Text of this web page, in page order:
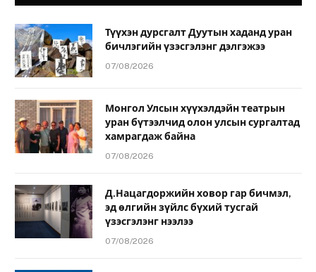
Түүхэн дурсгалт Дуутын хаданд уран
бичлэгийн үзэсгэлэнг дэлгэжээ
07/08/2026
Монгол Улсын хүүхэлдэйн театрын
уран бүтээлчид олон улсын сургалтад
хамрагдаж байна
07/08/2026
Д.Нацагдоржийн ховор гар бичмэл,
эд өлгийн зүйлс бүхий тусгай
үзэсгэлэнг нээлээ
07/08/2026